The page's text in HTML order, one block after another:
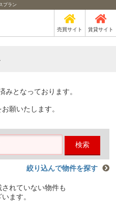
プラン
売買サイト 賃貸サイト
みとなっております。
願いたします。
検索
絞り込んで物件を探す
れていない物件も
ます。